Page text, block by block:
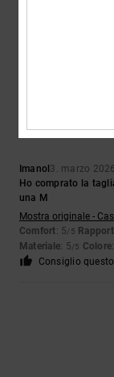
Imanol 3. marzo 2026
Ho comprato la
una M
Mostra originale -
Comfort: 5/5
Materiale: 5/5 Colore
Consiglio